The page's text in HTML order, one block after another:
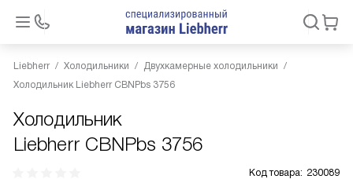
Liebherr Холодильники
Двухкамерные холодильники
Холодильник Liebherr CBNPbs 3756
Холодильник
Liebherr CBNPbs 3756
Код товара: 230089